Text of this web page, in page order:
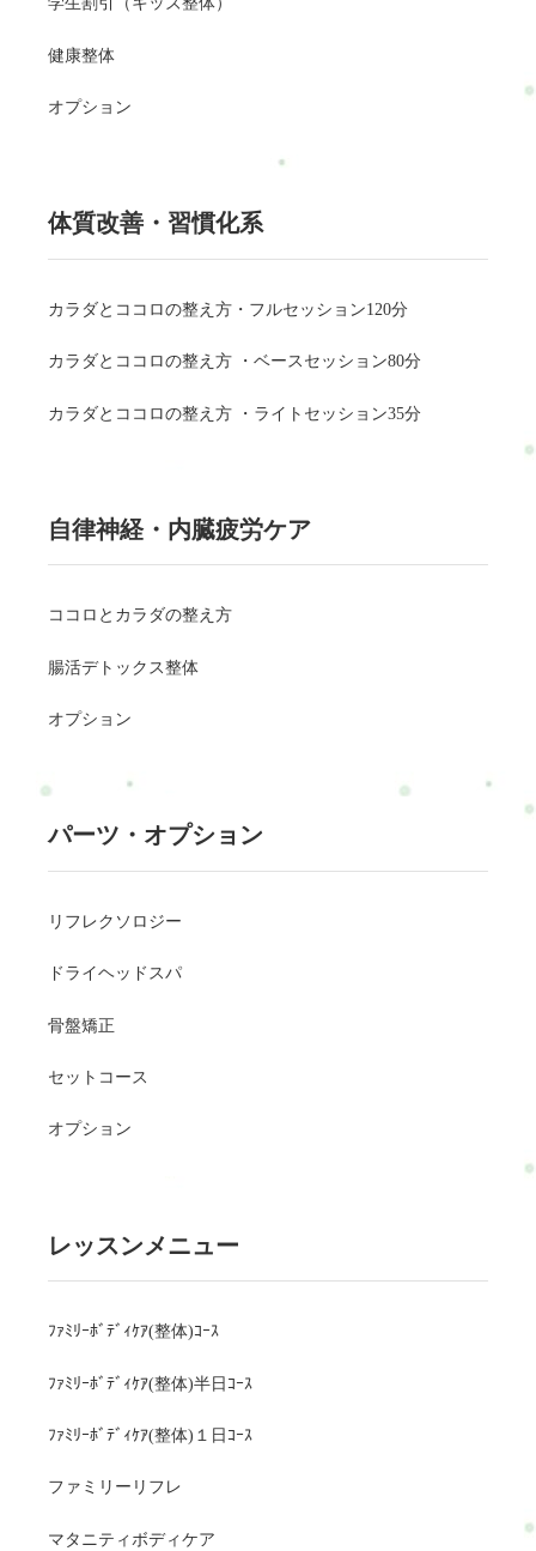
健康整体
オプション
体質改善・習慣化系
カラダとココロの整え方・フルセッション120分
カラダとココロの整え方 ・ベースセッション80分
カラダとココロの整え方 ・ライトセッション35分
自律神経・内臓疲労ケア
ココロとカラダの整え方
腸活デトックス整体
オプション
パーツ・オプション
リフレクソロジー
ドライヘッドスパ
骨盤矯正
セットコース
オプション
レッスンメニュー
ﾌｧﾐﾘｰﾎﾞﾃﾞｨｹｱ(整体)ｺｰｽ
ﾌｧﾐﾘｰﾎﾞﾃﾞｨｹｱ(整体)半日ｺｰｽ
ﾌｧﾐﾘｰﾎﾞﾃﾞｨｹｱ(整体)１日ｺｰｽ
ファミリーリフレ
マタニティボディケア